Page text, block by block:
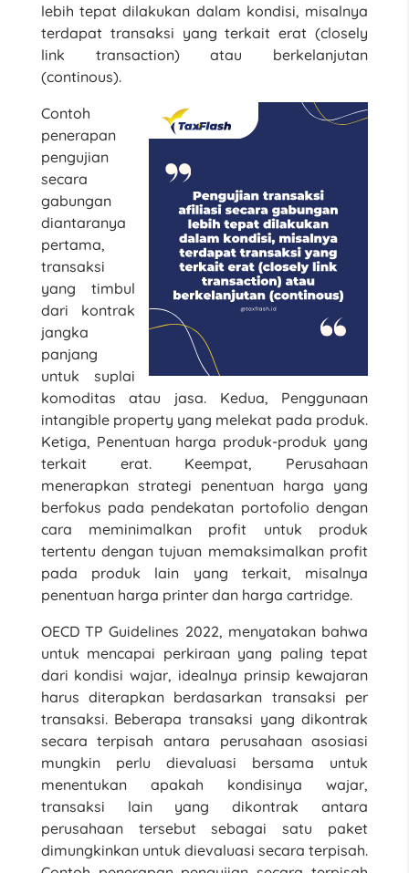
lebih tepat dilakukan dalam kondisi, misalnya
terdapat transaksi yang terkait erat (closely
link transaction) atau berkelanjutan
(continous).
Contoh
penerapan
pengujian
secara
gabungan
diantaranya
pertama,
transaksi
yang timbul
dari kontrak
jangka
panjang
untuk suplai
komoditas atau jasa. Kedua, Penggunaan
intangible property yang melekat pada produk.
Ketiga, Penentuan harga produk-produk yang
terkait erat. Keempat, Perusahaan
menerapkan strategi penentuan harga yang
berfokus pada pendekatan portofolio dengan
cara meminimalkan profit untuk produk
tertentu dengan tujuan memaksimalkan profit
pada produk lain yang terkait, misalnya
penentuan harga printer dan harga cartridge.
OECD TP Guidelines 2022, menyatakan bahwa
untuk mencapai perkiraan yang paling tepat
dari kondisi wajar, idealnya prinsip kewajaran
harus diterapkan berdasarkan transaksi per
transaksi. Beberapa transaksi yang dikontrak
secara terpisah antara perusahaan asosiasi
mungkin perlu dievaluasi bersama untuk
menentukan apakah kondisinya wajar,
transaksi lain yang dikontrak antara
perusahaan tersebut sebagai satu paket
dimungkinkan untuk dievaluasi secara terpisah.